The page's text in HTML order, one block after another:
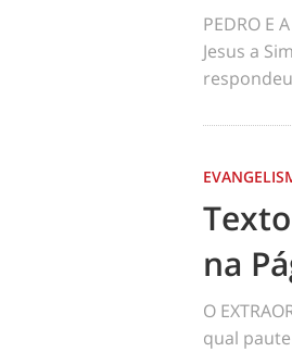
PEDRO E
Jesus a
na
O
qual